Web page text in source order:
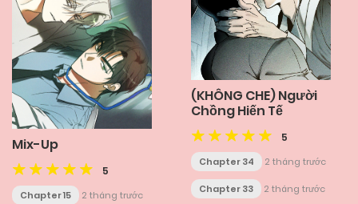
Mix-Up
5
Chapter 15 2 tháng trước
(KHÔNG CHE) Người
Chồng Hiến Tế
5
Chapter 34 2 tháng trước
Chapter 33 2 tháng trước